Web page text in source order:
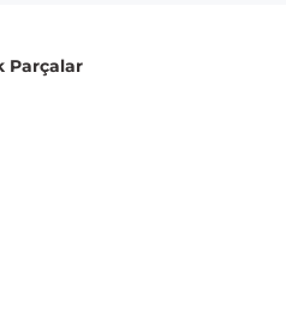
Parçalar